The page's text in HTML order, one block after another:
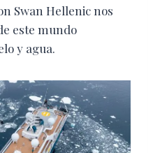
Swan Hellenic nos
este mundo
y agua.